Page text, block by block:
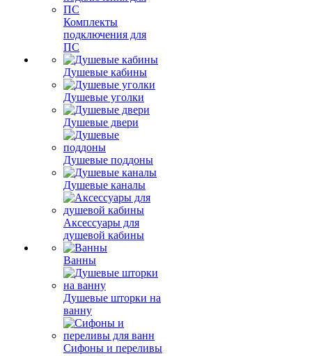
Комплекты
подключения для
ПС
Душевые кабины
Душевые уголки
Душевые двери
Душевые поддоны
Душевые каналы
Аксессуары для
душевой кабины
Ванны
Душевые шторки на
ванну
Сифоны и переливы